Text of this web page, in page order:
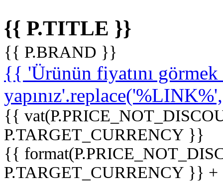
{{ P.TITLE }}
{{ P.BRAND }}
{{ 'Ürünün fiyatını
{{
P.TARGET_CURRENCY }}
{{
P.TARGET_CURRENCY }}